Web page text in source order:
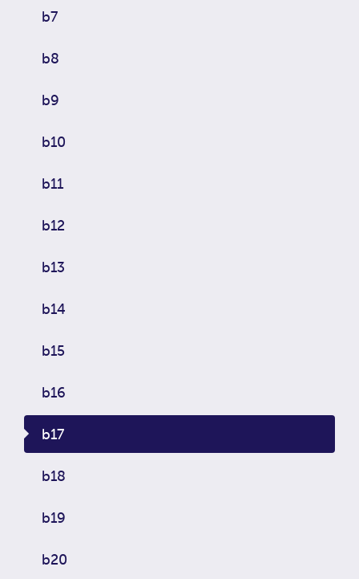
b7
b8
b9
b10
b11
b12
b13
b14
b15
b16
b17
b18
b19
b20